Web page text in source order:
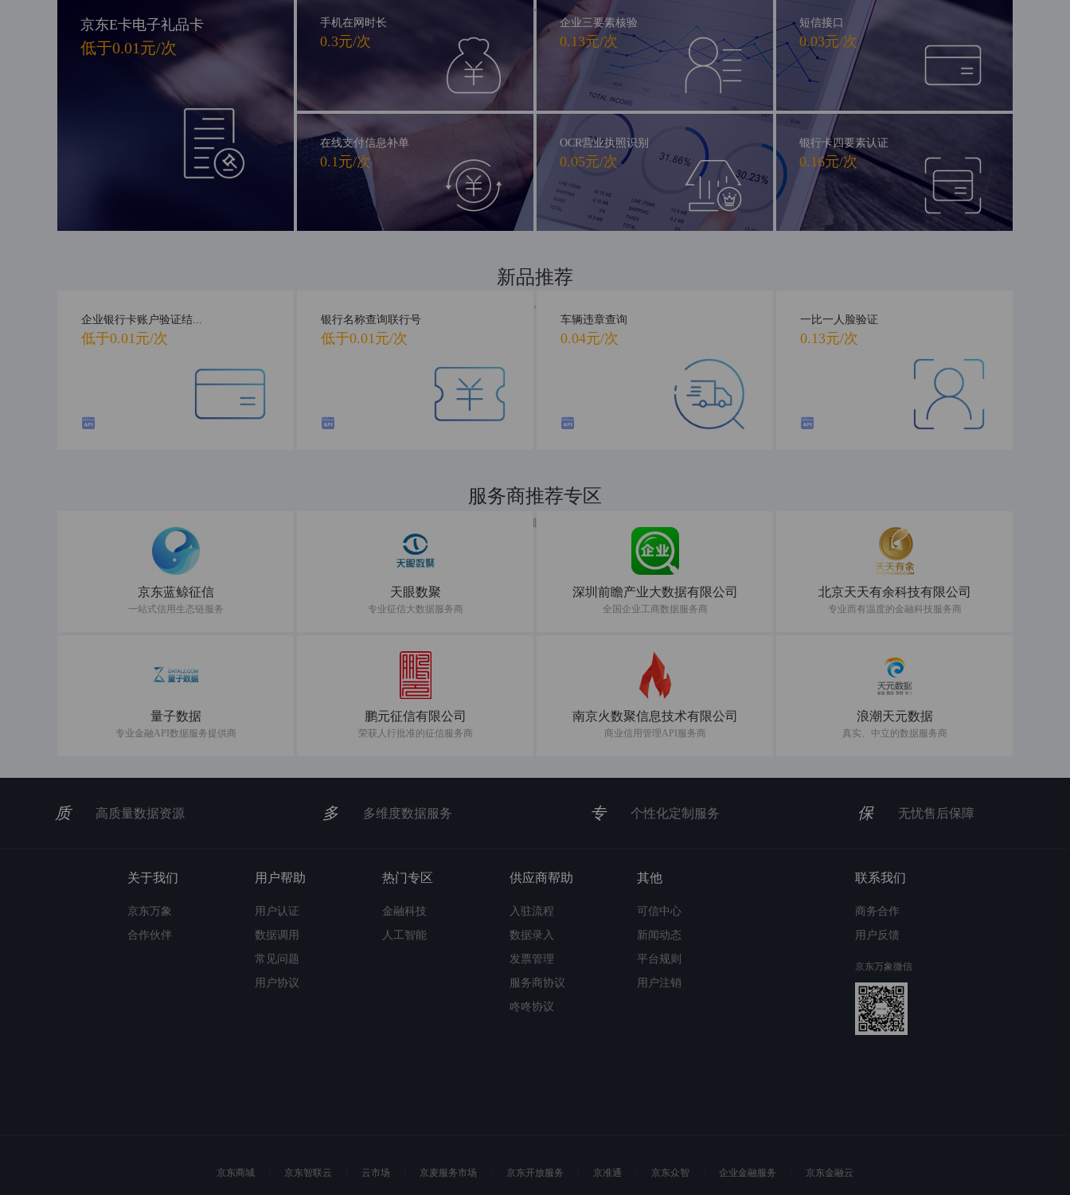
精品钜惠，尽享不停
京东E卡电子礼品卡
低于0.01元/次
手机在网时长
0.3元/次
在线支付信息补单
0.1元/次
企业三要素核验
0.13元/次
OCR营业执照识别
0.05元/次
短信接口
0.03元/次
银行卡四要素认证
0.16元/次
新品推荐
新品首发，抢先体验
企业银行卡账户验证结...
低于0.01元/次
银行名称查询联行号
低于0.01元/次
车辆违章查询
0.04元/次
一比一人脸验证
0.13元/次
服务商推荐专区
共建数据服务新生态
京东蓝鲸征信
一站式信用生态链服务
天眼数聚
专业征信大数据服务商
深圳前瞻产业大数据有限公司
全国企业工商数据服务商
北京天天有余科技有限公司
专业而有温度的金融科技服务商
量子数据
专业金融API数据服务提供商
鹏元征信有限公司
荣获人行批准的征信服务商
南京火数聚信息技术有限公司
商业信用管理API服务商
浪潮天元数据
真实、中立的数据服务商
质 高质量数据资源 多 多维度数据服务 专 个性化定制服务 保 无忧售后保障
关于我们
京东万象
合作伙伴
用户帮助
用户认证
数据调用
常见问题
用户协议
热门专区
金融科技
人工智能
供应商帮助
入驻流程
数据录入
发票管理
服务商协议
咚咚协议
其他
可信中心
新闻动态
平台规则
用户注销
联系我们
商务合作
用户反馈
京东万象微信
京东商城 京东智联云 云市场 京麦服务市场 京东开放服务 京准通 京东众智 企业金融服务 京东金融云